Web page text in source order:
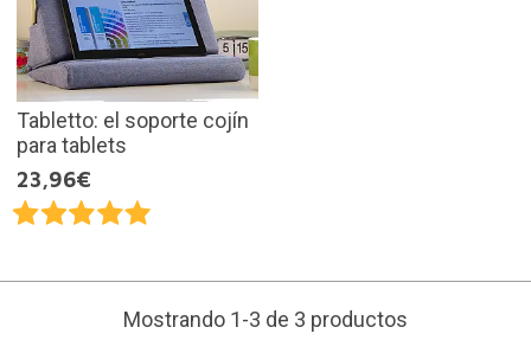
Tabletto: el soporte cojín
para tablets
23,96€
Mostrando 1-3 de 3 productos